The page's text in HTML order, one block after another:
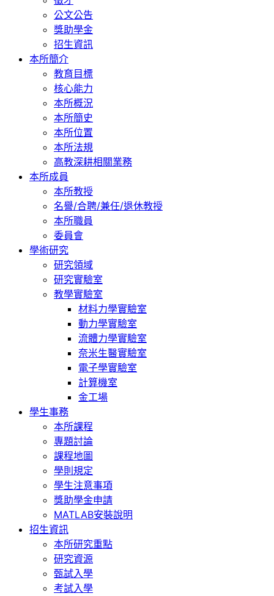
公文公告
獎助學金
招生資訊
本所簡介
教育目標
核心能力
本所概況
本所簡史
本所位置
本所法規
高教深耕相關業務
本所成員
本所教授
名譽/合聘/兼任/退休教授
本所職員
委員會
學術研究
研究領域
研究實驗室
教學實驗室
材料力學實驗室
動力學實驗室
流體力學實驗室
奈米生醫實驗室
電子學實驗室
計算機室
金工場
學生事務
本所課程
專題討論
課程地圖
學則規定
學生注意事項
獎助學金申請
MATLAB安裝說明
招生資訊
本所研究重點
研究資源
甄試入學
考試入學